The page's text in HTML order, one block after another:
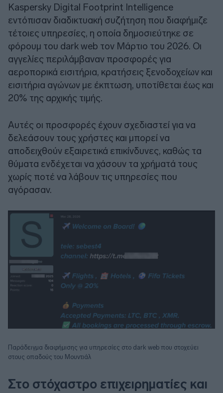
Kaspersky Digital Footprint Intelligence
εντόπισαν διαδικτυακή συζήτηση που διαφήμιζε
τέτοιες υπηρεσίες, η οποία δημοσιεύτηκε σε
φόρουμ του dark web τον Μάρτιο του 2026. Οι
αγγελίες περιλάμβαναν προσφορές για
αεροπορικά εισιτήρια, κρατήσεις ξενοδοχείων και
εισιτήρια αγώνων με έκπτωση, υποτίθεται έως και
20% της αρχικής τιμής.
Αυτές οι προσφορές έχουν σχεδιαστεί για να
δελεάσουν τους χρήστες και μπορεί να
αποδειχθούν εξαιρετικά επικίνδυνες, καθώς τα
θύματα ενδέχεται να χάσουν τα χρήματά τους
χωρίς ποτέ να λάβουν τις υπηρεσίες που
αγόρασαν.
Παράδειγμα διαφήμισης για υπηρεσίες στο dark web που στοχεύει
στους οπαδούς του Μουντιάλ
Στο στόχαστρο επιχειρηματίες και